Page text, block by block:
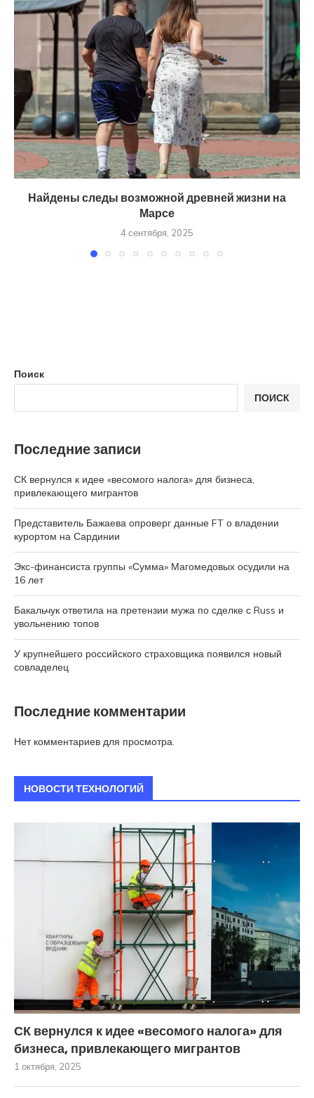
Найдены следы возможной древней жизни на
Марсе
4 сентября, 2025
Поиск
ПОИСК
Последние записи
СК вернулся к идее «весомого налога» для бизнеса,
привлекающего мигрантов
Представитель Бажаева опроверг данные FT о владении
курортом на Сардинии
Экс-финансиста группы «Сумма» Магомедовых осудили на
16 лет
Бакальчук ответила на претензии мужа по сделке с Russ и
увольнению топов
У крупнейшего российского страховщика появился новый
совладелец
Последние комментарии
Нет комментариев для просмотра.
НОВОСТИ ТЕХНОЛОГИЙ
СК вернулся к идее «весомого налога» для
бизнеса, привлекающего мигрантов
1 октября, 2025